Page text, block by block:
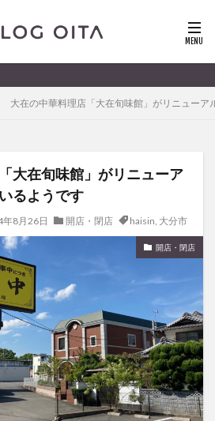
大在の中華料理店「大在旬味館」がリニューア
大在旬味館」がリニューア
るようです
年8月26日 開店・閉店 haisin, 大分市
開店・閉店
haisnin hasihin
hasishin
JR kaiten
PR TOKIPO
TOYOTA
おでかけ
かき氷
とらぼ
ひまわり
まつり まとめ
みかん
ウン
わったん
アウトドア
アサイーボウル
アミュプラザおおいた
アートプラザ
イタリア料理